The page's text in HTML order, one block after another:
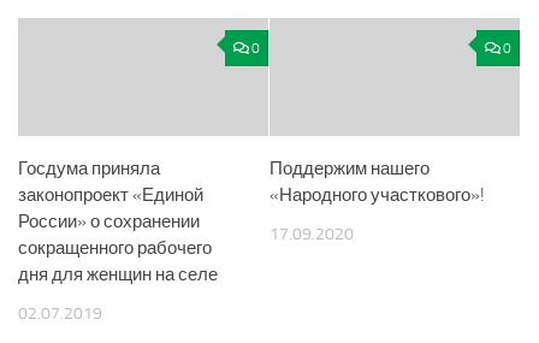
0
Госдума приняла
законопроект «Единой
России» о сохранении
сокращенного рабочего
дня для женщин на селе
02.07.2019
0
Поддержим нашего
«Народного участкового»!
17.09.2020